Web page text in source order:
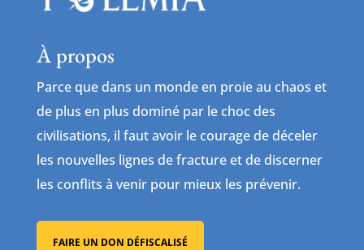
À propos
Parce que dans un monde en proie au chaos et
de plus en plus dominé par le choc des
civilisations, il faut avoir le courage de déceler
les nouvelles lignes de fracture et de discerner
les conflits à venir pour mieux les prévenir.
FAIRE UN DON DÉFISCALISÉ